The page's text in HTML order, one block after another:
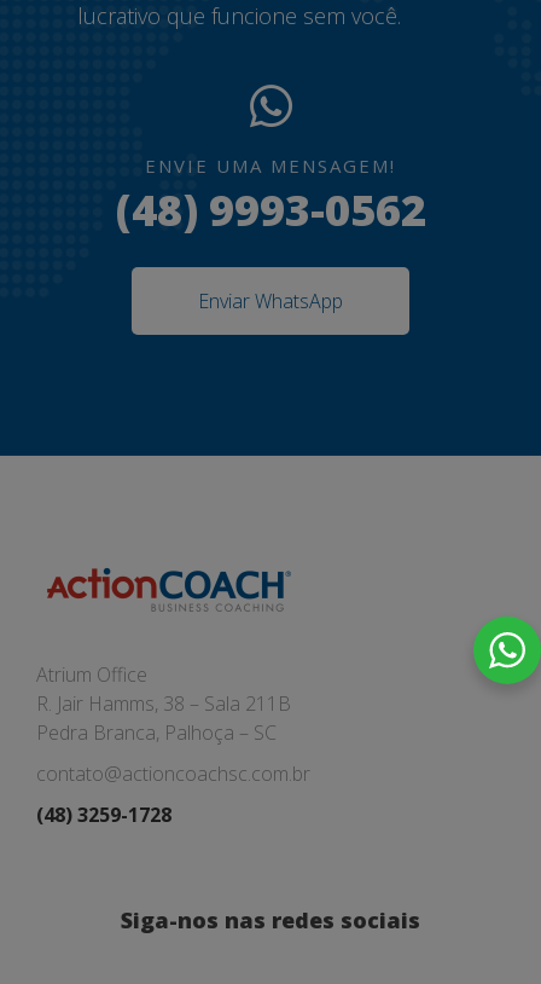
lucrativo que funcione sem você.
ENVIE UMA MENSAGEM!
(48) 9993-0562
Enviar WhatsApp
Atrium Office
R. Jair Hamms, 38 – Sala 211B
Pedra Branca, Palhoça – SC
contato@actioncoachsc.com.br
(48) 3259-1728
Siga-nos nas redes sociais